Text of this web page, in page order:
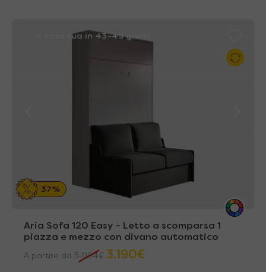
A casa tua in 43~49 giorni
37%
Aria Sofa 120 Easy – Letto a scomparsa 1
piazza e mezzo con divano automatico
A partire da 5.094€ 3.190€